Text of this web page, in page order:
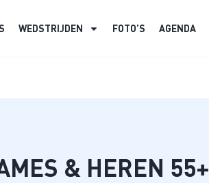
WEDSTRIJDEN FOTO’S AGENDA
& HEREN 55+